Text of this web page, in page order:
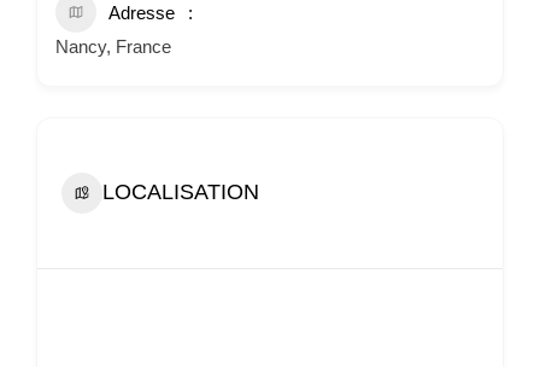
Adresse
Nancy, France
LOCALISATION